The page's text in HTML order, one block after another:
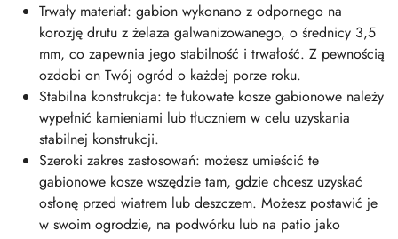
Trwały materiał: gabion wykonano z odpornego na
korozję drutu z żelaza galwanizowanego, o średnicy 3,5
mm, co zapewnia jego stabilność i trwałość. Z pewnością
ozdobi on Twój ogród o każdej porze roku.
Stabilna konstrukcja: te łukowate kosze gabionowe należy
wypełnić kamieniami lub tłuczniem w celu uzyskania
stabilnej konstrukcji.
Szeroki zakres zastosowań: możesz umieścić te
gabionowe kosze wszędzie tam, gdzie chcesz uzyskać
osłonę przed wiatrem lub deszczem. Możesz postawić je
w swoim ogrodzie, na podwórku lub na patio jako